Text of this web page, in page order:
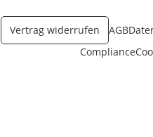
Vertrag widerrufen AGB
Compliance